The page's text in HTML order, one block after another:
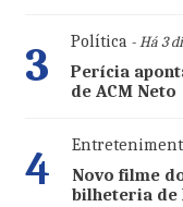
3 Política- Há 3
Perícia
de ACM Neto
4
Novo filme
bilheteria de